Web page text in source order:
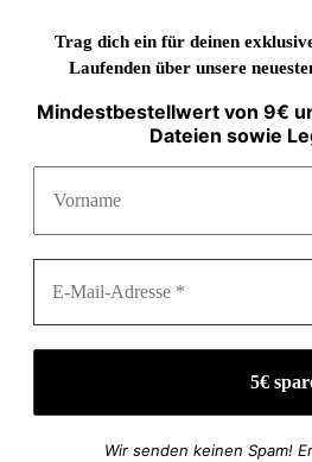
Trag dich ein für deinen
Laufenden über unsere
Mindestbestellwert von 9€
Dateien sowie
Wir senden keinen Spam!